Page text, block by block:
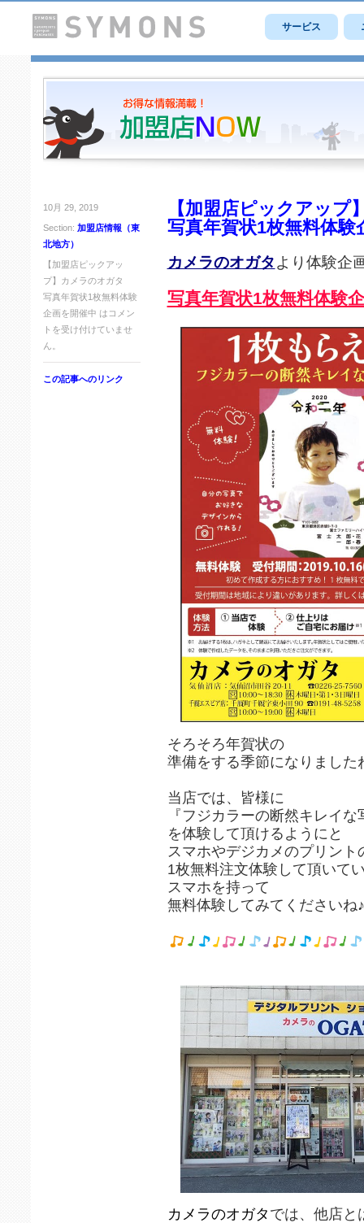
サービス
10月 29, 2019
Section: 加盟店情報（東
北地方）
【加盟店ピックアッ
プ】カメラのオガタ
写真年賀状1枚無料体験
企画を開催中 は コメン
トを受け付けていませ
ん。
この記事へのリンク
【加盟店ピックアップ
写真年賀状1枚無料体験
カメラのオガタより体験企
写真年賀状1枚無料体験
そろそろ年賀状の
準備をする季節になりました
当店では、皆様に
『フジカラーの断然キレイ
を体験して頂けるようにと
スマホやデジカメのプリント
1枚無料注文体験して頂いて
スマホを持って
無料体験してみてくださいね♪
カメラのオガタでは、他店と